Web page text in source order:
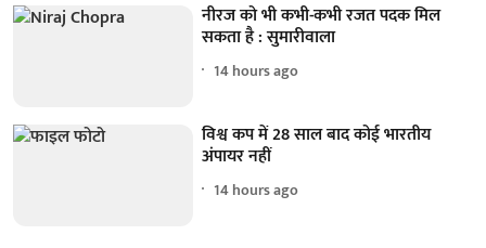
नीरज को भी कभी-कभी रजत पदक मिल
सकता है : सुमारीवाला
14 hours ago
विश्व कप में 28 साल बाद कोई भारतीय
अंपायर नहीं
14 hours ago